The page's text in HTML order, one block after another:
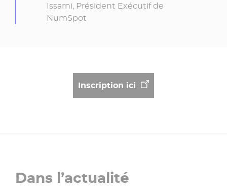
Issarni, Président Exécutif de
NumSpot
Inscription ici
Dans l’actualité